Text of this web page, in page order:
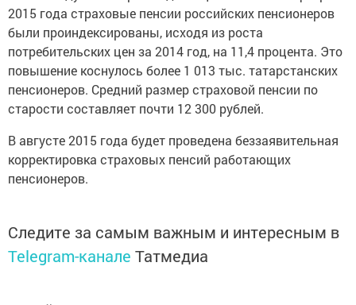
2015 года страховые пенсии российских пенсионеров
были проиндексированы, исходя из роста
потребительских цен за 2014 год, на 11,4 процента. Это
повышение коснулось более 1 013 тыс. татарстанских
пенсионеров. Средний размер страховой пенсии по
старости составляет почти 12 300 рублей.
В августе 2015 года будет проведена беззаявительная
корректировка страховых пенсий работающих
пенсионеров.
Следите за самым важным и интересным в
Telegram-канале Татмедиа